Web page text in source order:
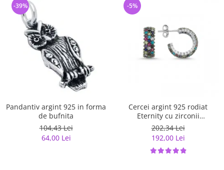
Pandantiv argint 925 in forma
de bufnita
104,43 Lei
64,00 Lei
-39%
Cercei argint 925 rodiat
Eternity cu zirconii
multicolore ETU0028
202,34 Lei
192,00 Lei
-5%